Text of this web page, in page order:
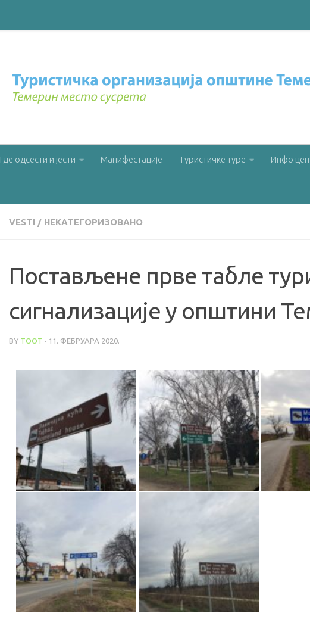
Где одсести и јести Манифестације Туристичке туре Инфо
VESTI / НЕКАТЕГОРИЗОВАНО
Постављене прве табле
сигнализације у општини
BY TOOT · 11. ФЕБРУАРА 2020.